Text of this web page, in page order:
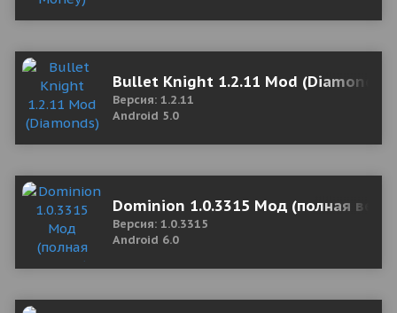
Bullet Knight 1.2.11 Mod (Diamonds)
Версия: 1.2.11
Android 5.0
Dominion 1.0.3315 Мод (полная
Версия: 1.0.3315
Android 6.0